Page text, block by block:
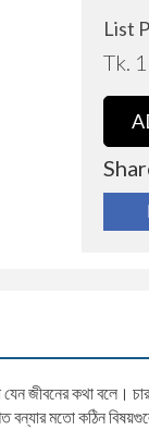
List
Tk.
জীবনের কথা বলে।
বন্যার মতো কঠিন